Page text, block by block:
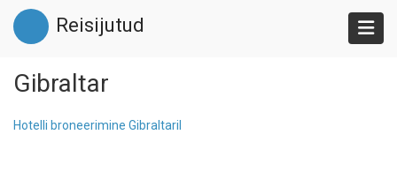
Liigu
edasi
põhisisu
Reisijutud
Gibraltar
Hotelli broneerimine Gibraltaril